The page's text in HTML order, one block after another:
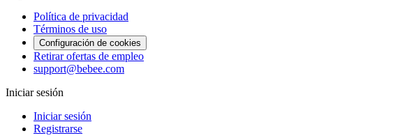
Política de privacidad
Términos de uso
Configuración de cookies
Retirar ofertas de empleo
support@bebee.com
Iniciar sesión
Iniciar sesión
Registrarse